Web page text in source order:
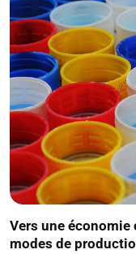
Vers une
modes de